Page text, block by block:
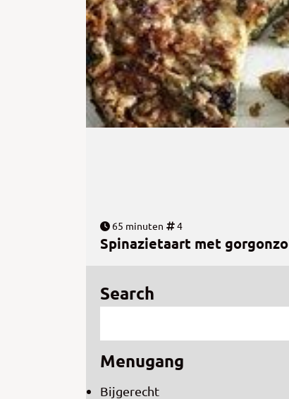
65 minuten 4
Spinazietaart met
Search
Menugang
Bijgerecht